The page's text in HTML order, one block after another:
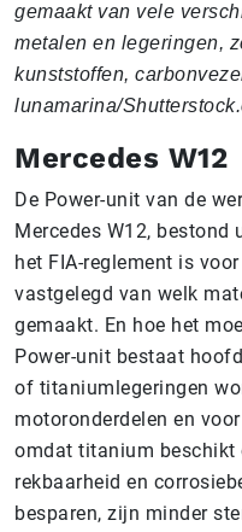
gemaakt van vele
metalen en legeringen,
kunststoffen,
lunamarina/
Mercedes W12
De Power-unit van de
Mercedes W12, bestond
het FIA-reglement is
vastgelegd van welk
gemaakt. En hoe het
Power-unit bestaat
of titaniumlegeringen
motoronderdelen en
omdat titanium beschikt
rekbaarheid en
besparen, zijn minder